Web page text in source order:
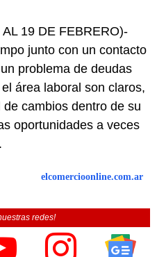
19 DE FEBRERO)-
junto con un contacto
problema de deudas
área laboral son claros,
cambios dentro de su
oportunidades a veces
elcomercioonline.com.ar
redes!